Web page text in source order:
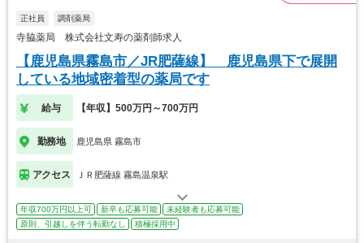
正社員 調剤薬局
寺脇薬局 株式会社文寿の薬剤師求人
【鹿児島県霧島市／JR肥薩線】 鹿児島県下で展開
している地域密着型の薬局です
給与 【年収】500万円～700万円
勤務地 鹿児島県 霧島市
アクセス ＪＲ肥薩線 霧島温泉駅
年収700万円以上可 新卒も応募可能
未経験者も応募可能
原則、引越しを伴う転勤なし
積極採用中